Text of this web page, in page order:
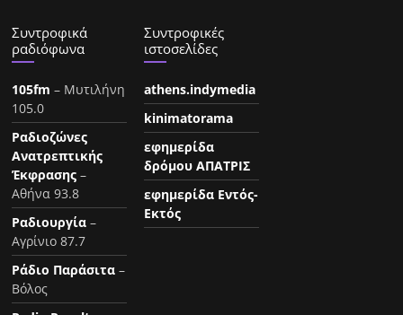
Συντροφικά
ραδιόφωνα
105fm – Μυτιλήνη
105.0
Ραδιοζώνες
Ανατρεπτικής
Έκφρασης –
Αθήνα 93.8
Ραδιουργία –
Αγρίνιο 87.7
Ράδιο Παράσιτα –
Βόλος
Συντροφικές
ιστοσελίδες
athens.indymedia
kinimatorama
εφημερίδα
δρόμου ΑΠΑΤΡΙΣ
εφημερίδα Εντός-
Εκτός